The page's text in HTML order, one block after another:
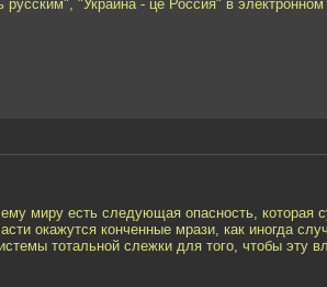
"Украина - це Россия" в
миру есть следующая опасность, которая
окажутся конченные мрази, как иногда
тотальной слежки для того, чтобы эту